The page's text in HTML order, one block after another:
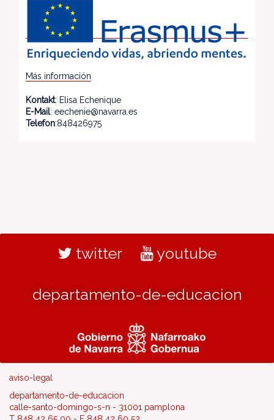
Más información
Kontakt: Elisa Echenique
E-Mail: eechenie@navarra.es
Telefon:848426975
twitter youtube
departamento-de-educacion
aviso-legal
departamento-de-educacion
calle-santo-domingo-s-n - 31001 pamplona